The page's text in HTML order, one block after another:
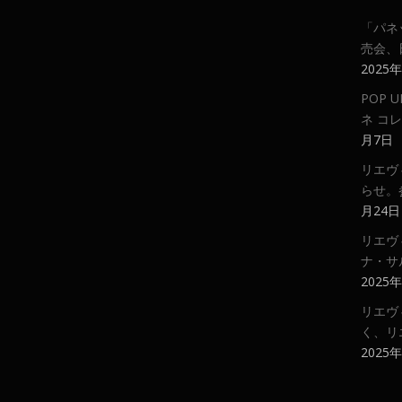
「パ
売会、
2025
POP
ネ コ
月7日
リエ
らせ
月24日
リエ
ナ・サ
2025
リエ
く、
2025